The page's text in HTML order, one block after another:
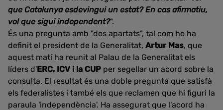
que Catalunya esdevingui un estat? En cas afirmatiu,
vol que sigui independent?".
És una pregunta amb "dos apartats", tal com ho ha
definit el president de la Generalitat, Artur Mas, que
aquest matí ha reunit al Palau de la Generalitat els
líders d'ERC, ICV i la CUP per segellar un acord sobre la
consulta. El resultat és una doble pregunta que satisfà
els federalistes i també els que reclamen que hi figuri la
paraula 'independència'. Ha assegurat que l'acord ha